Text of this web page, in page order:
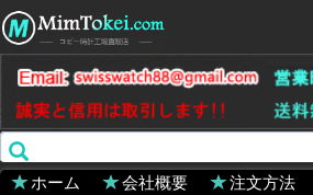
ホーム 会社概要 注文方法